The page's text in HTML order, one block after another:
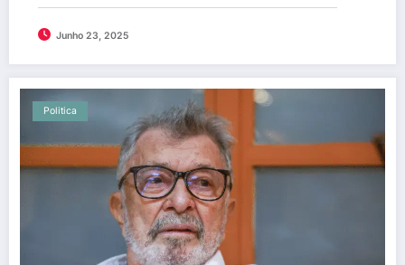
Junho 23, 2025
Politica